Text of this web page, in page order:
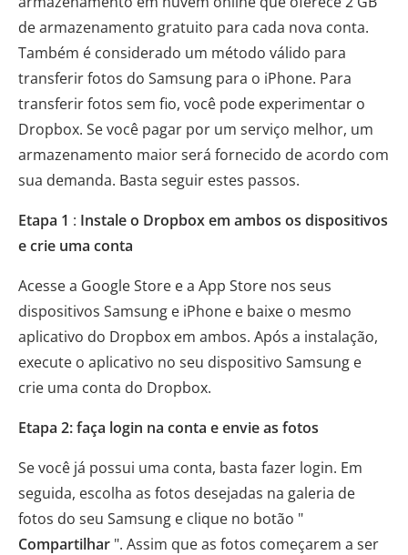
de armazenamento gratuito para cada nova conta.
Também é considerado um método válido para
transferir fotos do Samsung para o iPhone. Para
transferir fotos sem fio, você pode experimentar o
Dropbox. Se você pagar por um serviço melhor, um
armazenamento maior será fornecido de acordo com
sua demanda. Basta seguir estes passos.
Etapa 1 : Instale o Dropbox em ambos os dispositivos
e crie uma conta
Acesse a Google Store e a App Store nos seus
dispositivos Samsung e iPhone e baixe o mesmo
aplicativo do Dropbox em ambos. Após a instalação,
execute o aplicativo no seu dispositivo Samsung e
crie uma conta do Dropbox.
Etapa 2: faça login na conta e envie as fotos
Se você já possui uma conta, basta fazer login. Em
seguida, escolha as fotos desejadas na galeria de
fotos do seu Samsung e clique no botão "
Compartilhar ". Assim que as fotos começarem a ser